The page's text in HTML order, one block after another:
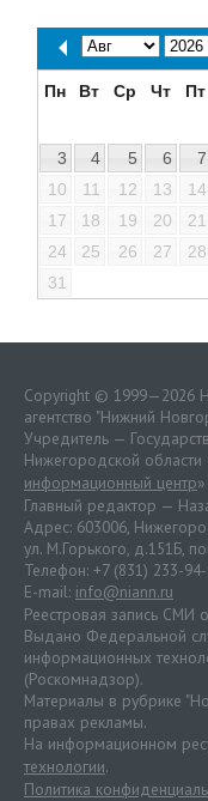
Пн Вт Ср Чт Пт
3
4 5 6 7
10
11 12 13 14
17
18 19 20 21
24
25 26 27 28
31
Copyright © 1999—2026
агентство "Нижний
Учредитель —
Нижегородской области
информационный центр»
Главный редактор —
Адрес: 603006,
ул. М.Горького, д.151Б,
Телефон: +7 (831) 233-
E-mail: info@niann.ru
Реестровая запись СМИ
Выдано Федеральной
информационных
(Роскомнадзор).
Материалы в рубрике
правах рекламы.
На информационном
технологии.
Политика